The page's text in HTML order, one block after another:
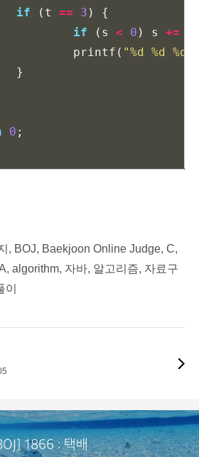
if
( t == 3 )
{
if
( s < 0 ) s +=
printf ( "%d %d %d
}
0 ;
, BOJ, Baekjoon Online Judge, C,
algorithm, 자바, 알고리즘, 자료구
1866 : 택배